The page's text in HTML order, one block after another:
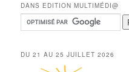
DANS EDITION MULTIMÉDI@
DU 21 AU 25 JUILLET 2026